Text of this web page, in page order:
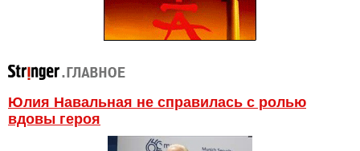
Юлия Навальная не справилась с ролью
вдовы героя